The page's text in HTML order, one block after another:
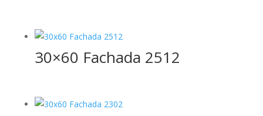
30×60 Fachada 2512